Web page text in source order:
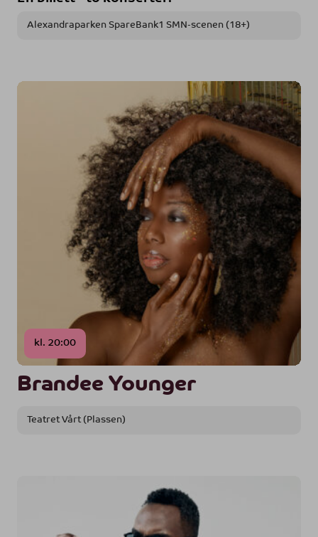
Alexandraparken SpareBank1 SMN-scenen (18+)
kl. 20:00
Brandee Younger
Teatret Vårt (Plassen)